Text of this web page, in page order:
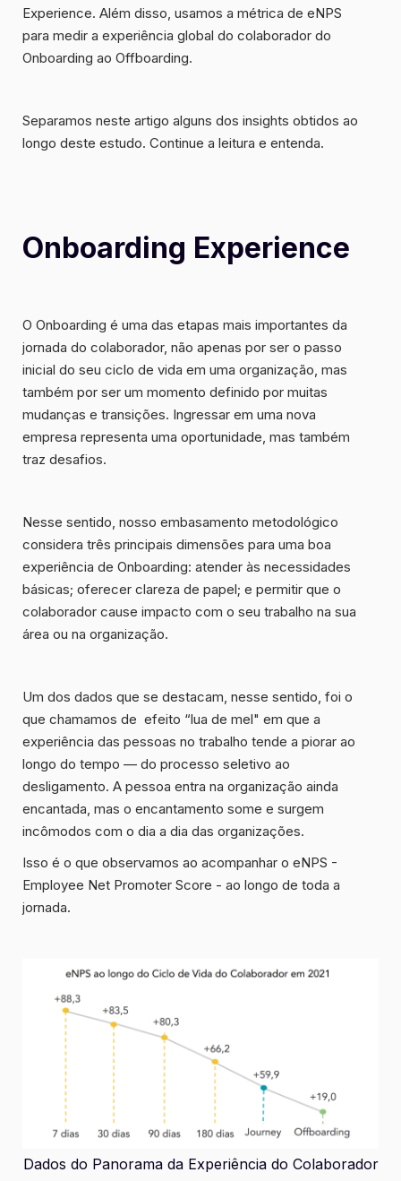
Experience. Além disso, usamos a métrica de eNPS
para medir a experiência global do colaborador do
Onboarding ao Offboarding.
Separamos neste artigo alguns dos insights obtidos ao
longo deste estudo. Continue a leitura e entenda.
Onboarding Experience
O Onboarding é uma das etapas mais importantes da
jornada do colaborador, não apenas por ser o passo
inicial do seu ciclo de vida em uma organização, mas
também por ser um momento definido por muitas
mudanças e transições. Ingressar em uma nova
empresa representa uma oportunidade, mas também
traz desafios.
Nesse sentido, nosso embasamento metodológico
considera três principais dimensões para uma boa
experiência de Onboarding: atender às necessidades
básicas; oferecer clareza de papel; e permitir que o
colaborador cause impacto com o seu trabalho na sua
área ou na organização.
Um dos dados que se destacam, nesse sentido, foi o
que chamamos de efeito “lua de mel" em que a
experiência das pessoas no trabalho tende a piorar ao
longo do tempo — do processo seletivo ao
desligamento. A pessoa entra na organização ainda
encantada, mas o encantamento some e surgem
incômodos com o dia a dia das organizações.
Isso é o que observamos ao acompanhar o eNPS -
Employee Net Promoter Score - ao longo de toda a
jornada.
Dados do Panorama da Experiência do Colaborador